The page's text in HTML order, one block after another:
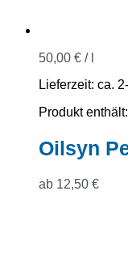
50,00 € /
Lieferzeit: ca.
Produkt
Oilsyn
ab 12,50 €